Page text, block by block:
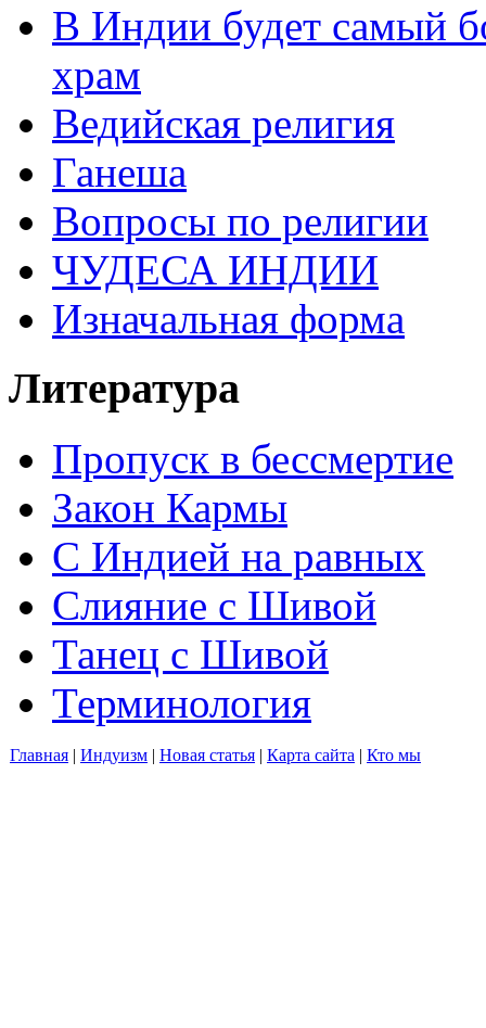
В Индии будет самый
храм
Ведийская религия
Ганеша
Вопросы по религии
ЧУДЕСА ИНДИИ
Изначальная форма
Литература
Пропуск в бессмертие
Закон Кармы
С Индией на равных
Слияние с Шивой
Танец с Шивой
Терминология
Главная | Индуизм | Новая статья | Карта сайта | Кто мы